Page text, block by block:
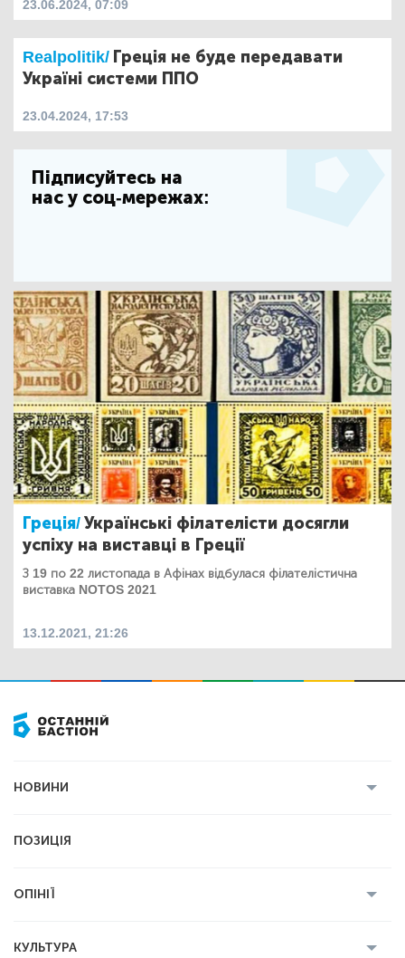
23.06.2024, 07:09
Realpolitik/ Греція не буде передавати
Україні системи ППО
23.04.2024, 17:53
Підписуйтесь на
нас у соц-мережах:
Греція/Українські філателісти досягли
успіху на виставці в Греції
З 19 по 22 листопада в Афінах відбулася філателістична
виставка NOTOS 2021
13.12.2021, 21:26
НОВИНИ
Економіка
ПОЗИЦІЯ
ОПІНІЇ
КУЛЬТУРА